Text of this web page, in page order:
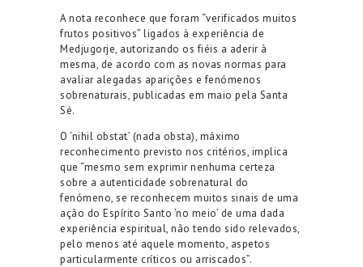
A nota reconhece que foram “verificados muitos
frutos positivos” ligados à experiência de
Medjugorje, autorizando os fiéis a aderir à
mesma, de acordo com as novas normas para
avaliar alegadas aparições e fenómenos
sobrenaturais, publicadas em maio pela Santa
Sé.
O ‘nihil obstat’ (nada obsta), máximo
reconhecimento previsto nos critérios, implica
que “mesmo sem exprimir nenhuma certeza
sobre a autenticidade sobrenatural do
fenómeno, se reconhecem muitos sinais de uma
ação do Espírito Santo ‘no meio’ de uma dada
experiência espiritual, não tendo sido relevados,
pelo menos até aquele momento, aspetos
particularmente críticos ou arriscados”.